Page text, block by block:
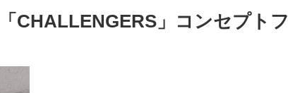
CHALLENGERS」コンセプトフ